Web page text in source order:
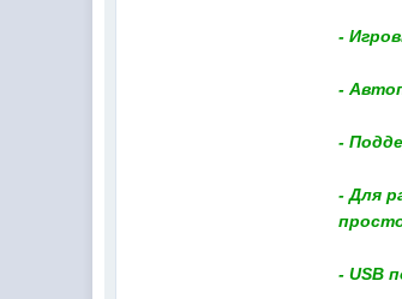
-
-
-
- Для
- USB